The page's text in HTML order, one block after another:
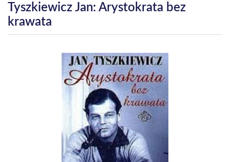
Tyszkiewicz Jan: Arystokrata bez
krawata